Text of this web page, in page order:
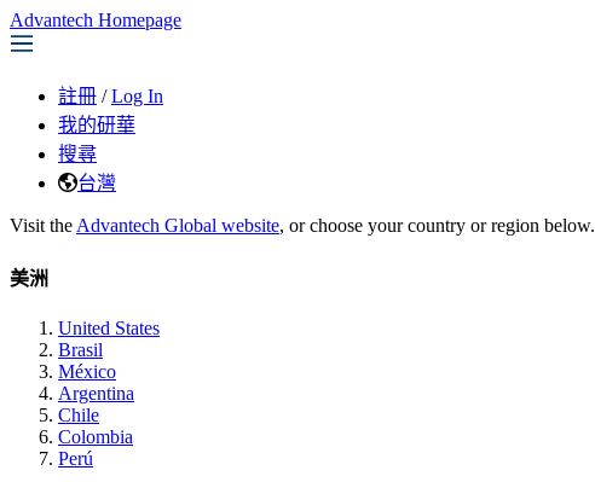
Advantech Homepage
註冊 / Log In
我的研華
搜尋
台灣
Visit the Advantech Global website, or choose your country or region below.
美洲
United States
Brasil
México
Argentina
Chile
Colombia
Perú